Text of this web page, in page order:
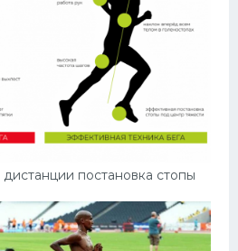
постановка стопы